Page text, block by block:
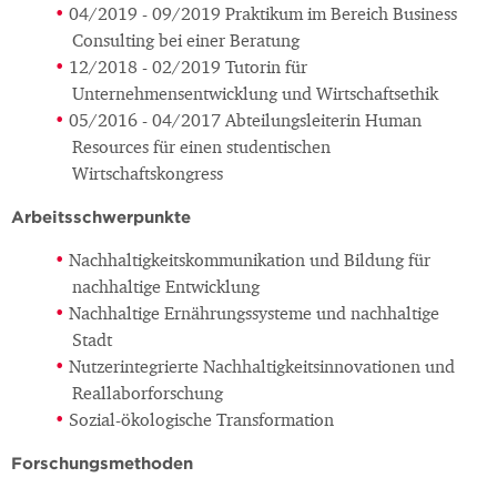
04/2019 - 09/2019 Praktikum im Bereich Business
Consulting bei einer Beratung
12/2018 - 02/2019 Tutorin für
Unternehmensentwicklung und Wirtschaftsethik
05/2016 - 04/2017 Abteilungsleiterin Human
Resources für einen studentischen
Wirtschaftskongress
Arbeitsschwerpunkte
Nachhaltigkeitskommunikation und Bildung für
nachhaltige Entwicklung
Nachhaltige Ernährungssysteme und nachhaltige
Stadt
Nutzerintegrierte Nachhaltigkeitsinnovationen und
Reallaborforschung
Sozial-ökologische Transformation
Forschungsmethoden